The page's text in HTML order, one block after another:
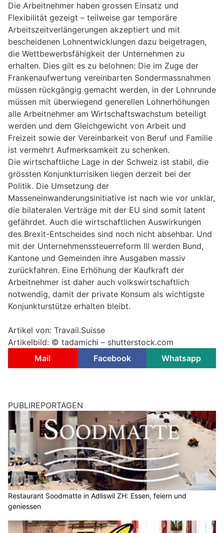
Die Arbeitnehmer haben grossen Einsatz und
Flexibilität gezeigt – teilweise gar temporäre
Arbeitszeitverlängerungen akzeptiert und mit
bescheidenen Lohnentwicklungen dazu beigetragen,
die Wettbewerbsfähigkeit der Unternehmen zu
erhalten. Dies gilt es zu belohnen: Die im Zuge der
Frankenaufwertung vereinbarten Sondermassnahmen
müssen rückgängig gemacht werden, in der Lohnrunde
müssen mit überwiegend generellen Lohnerhöhungen
alle Arbeitnehmer am Wirtschaftswachstum beteiligt
werden und dem Gleichgewicht von Arbeit und
Freizeit sowie der Vereinbarkeit von Beruf und Familie
ist vermehrt Aufmerksamkeit zu schenken.
Die wirtschaftliche Lage in der Schweiz ist stabil, die
grössten Konjunkturrisiken liegen derzeit bei der
Politik. Die Umsetzung der
Masseneinwanderungsinitiative ist nach wie vor unklar,
die bilateralen Verträge mit der EU sind somit latent
gefährdet. Auch die wirtschaftlichen Auswirkungen
des Brexit-Entscheides sind noch nicht absehbar. Und
mit der Unternehmenssteuerreform III werden Bund,
Kantone und Gemeinden ihre Ausgaben massiv
zurückfahren. Eine Erhöhung der Kaufkraft der
Arbeitnehmer ist daher auch volkswirtschaftlich
notwendig, damit der private Konsum als wichtigste
Konjunkturstütze erhalten bleibt.
Artikel von: Travail.Suisse
Artikelbild: © tadamichi – shutterstock.com
Mail
Facebook Whatsapp
PUBLIREPORTAGEN
Restaurant Soodmatte in Adliswil ZH: Essen, feiern und
geniessen